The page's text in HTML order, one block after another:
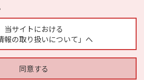
当サイトにおける
報の取り扱いについて」へ
同意する
HYOJITO.Co.,Ltd. All Rights Reserved.